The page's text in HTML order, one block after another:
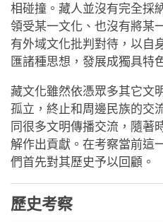
相碰撞。藏人並沒有完全採
領受某一文化、也沒有將某
有外域文化批判對待，以自
匯諸種思想，發展成獨具特
藏文化雖然依憑眾多其它文
孤立，終止和周邊民族的交
同很多文明傳播交流，隨著
解作出貢獻。在考察當前這
們首先對其歷史予以回顧。
歷史考察